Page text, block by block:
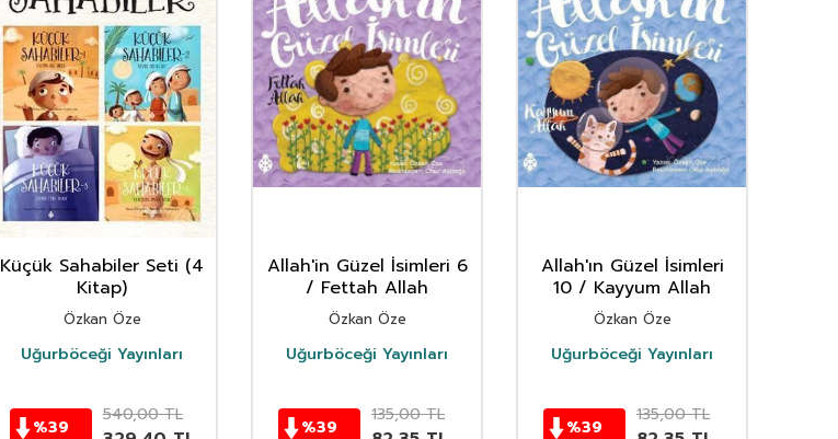
Küçük Sahabiler Seti (4
Kitap)
Özkan Öze
Uğurböceği Yayınları
%39
540,00TL
Allah'in Güzel İsimleri 6
/ Fettah Allah
Özkan Öze
Uğurböceği Yayınları
%39
135,00TL
Allah'ın Güzel İsimleri
10 / Kayyum Allah
Özkan Öze
Uğurböceği Yayınları
%39
135,00TL